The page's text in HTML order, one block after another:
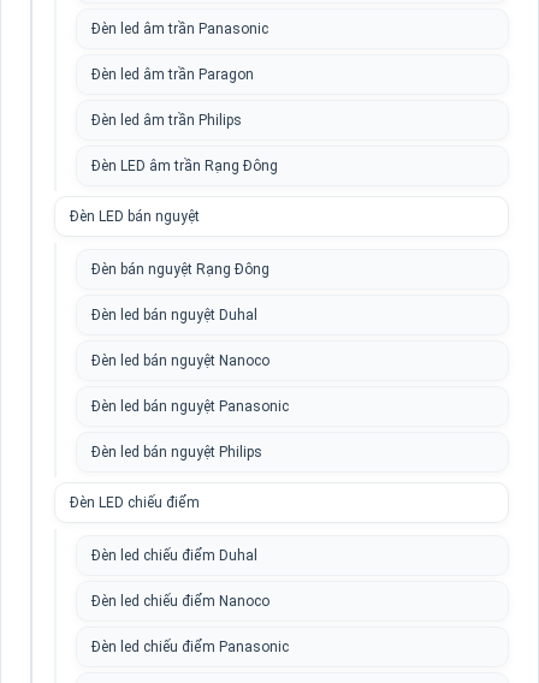
Đèn led âm trần Panasonic
Đèn led âm trần Paragon
Đèn led âm trần Philips
Đèn LED âm trần Rạng Đông
Đèn LED bán nguyệt
Đèn bán nguyệt Rạng Đông
Đèn led bán nguyệt Duhal
Đèn led bán nguyệt Nanoco
Đèn led bán nguyệt Panasonic
Đèn led bán nguyệt Philips
Đèn LED chiếu điểm
Đèn led chiếu điểm Duhal
Đèn led chiếu điểm Nanoco
Đèn led chiếu điểm Panasonic